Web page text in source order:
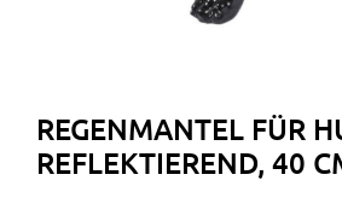
REGENMANTEL FÜR
REFLEKTIEREND, 40